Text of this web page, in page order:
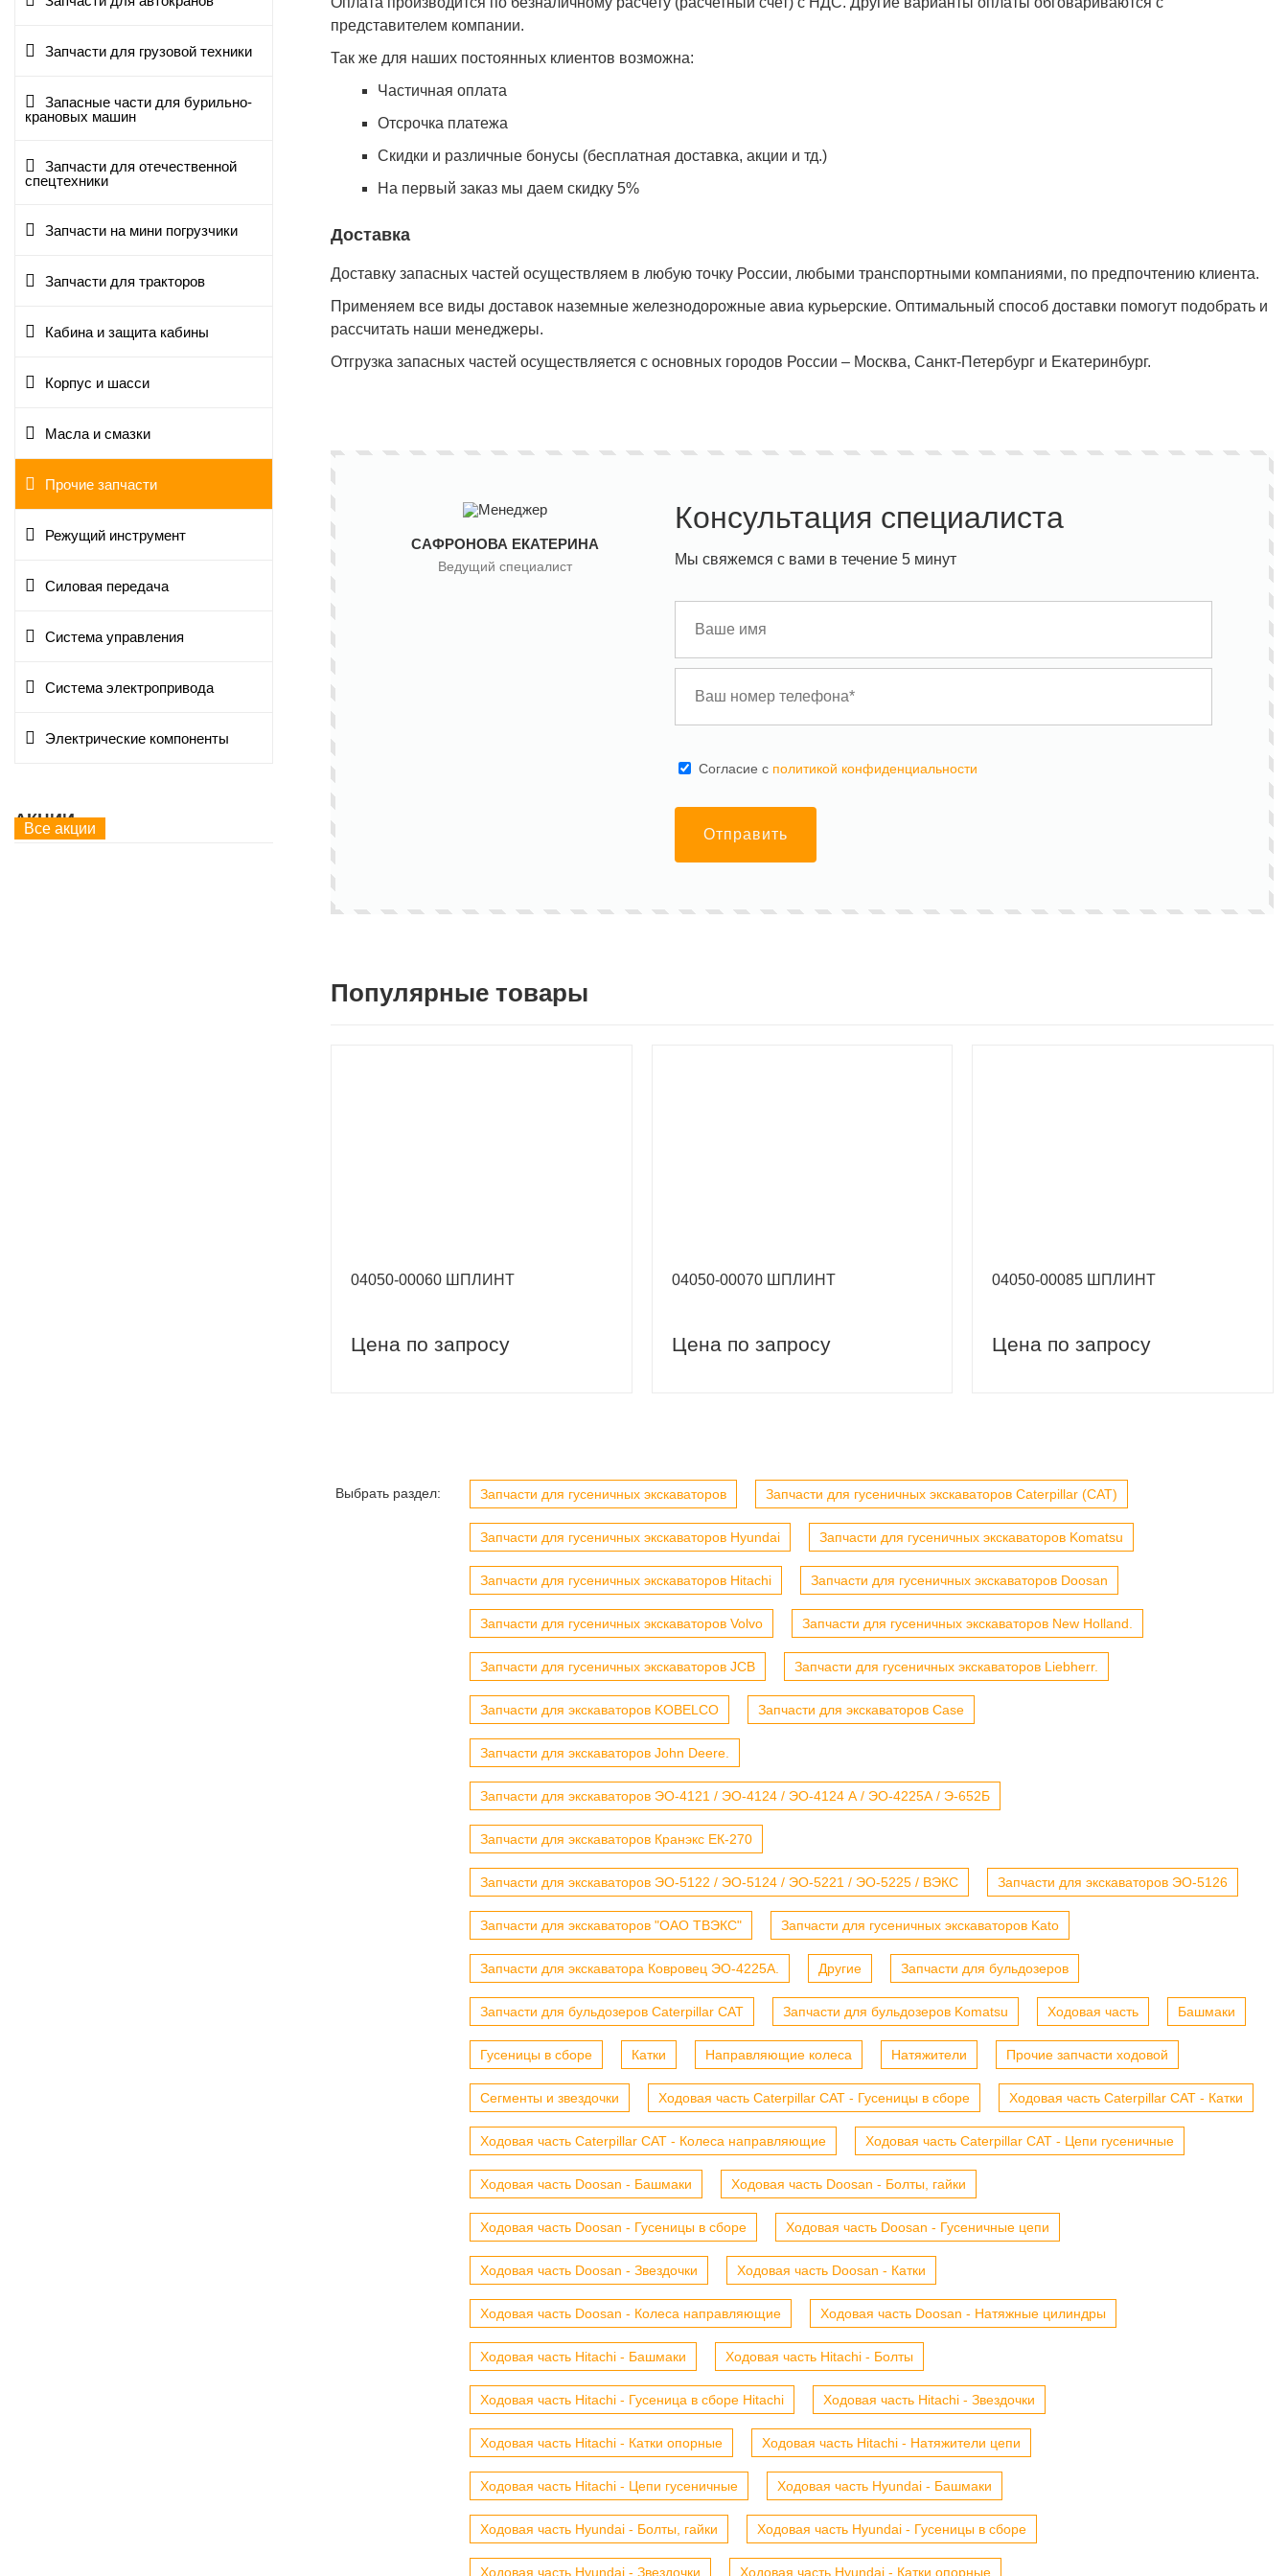
Запчасти для грузовой техники
Запасные части для бурильно-
крановых машин
Запчасти для отечественной
спецтехники
Запчасти на мини погрузчики
Запчасти для тракторов
Кабина и защита кабины
Корпус и шасси
Масла и смазки
Прочие запчасти
Режущий инструмент
Силовая передача
Система управления
Система электропривода
Электрические компоненты
АКЦИИ
Все акции
представителем компании.
Так же для наших постоянных клиентов возможна:
Частичная оплата
Отсрочка платежа
Cкидки и различные бонусы (бесплатная доставка, акции и тд.)
На первый заказ мы даем скидку 5%
Доставка
Доставку запасных частей осуществляем в любую точку России, любыми транспортными компаниями, по предпочтению клиента.
Применяем все виды доставок наземные железнодорожные авиа курьерские. Оптимальный способ доставки помогут подобрать и
рассчитать наши менеджеры.
Отгрузка запасных частей осуществляется с основных городов России – Москва, Санкт-Петербург и Екатеринбург.
САФРОНОВА ЕКАТЕРИНА
Ведущий специалист
Консультация специалиста
Мы свяжемся с вами в течение 5 минут
Cогласие с политикой конфиденциальности
Отправить
Популярные товары
04050-00060 ШПЛИНТ
Цена по запросу
04050-00070 ШПЛИНТ
Цена по запросу
04050-00085 ШПЛИНТ
Цена по запросу
Выбрать раздел: Запчасти для гусеничных экскаваторов Запчасти для гусеничных экскаваторов Caterpillar (CAT)
Запчасти для гусеничных экскаваторов Hyundai Запчасти для гусеничных экскаваторов Komatsu
Запчасти для гусеничных экскаваторов Hitachi Запчасти для гусеничных экскаваторов Doosan
Запчасти для гусеничных экскаваторов Volvo Запчасти для гусеничных экскаваторов New Holland.
Запчасти для гусеничных экскаваторов JCB Запчасти для гусеничных экскаваторов Liebherr.
Запчасти для экскаваторов KOBELCO Запчасти для экскаваторов Case
Запчасти для экскаваторов John Deere.
Запчасти для экскаваторов ЭО-4121 / ЭО-4124 / ЭО-4124 А / ЭО-4225А / Э-652Б
Запчасти для экскаваторов Кранэкс ЕК-270
Запчасти для экскаваторов ЭО-5122 / ЭО-5124 / ЭО-5221 / ЭО-5225 / ВЭКС Запчасти для экскаваторов ЭО-5126
Запчасти для экскаваторов "ОАО ТВЭКС" Запчасти для гусеничных экскаваторов Kato
Запчасти для экскаватора Ковровец ЭО-4225А. Другие Запчасти для бульдозеров
Запчасти для бульдозеров Caterpillar CAT Запчасти для бульдозеров Komatsu Ходовая часть Башмаки
Гусеницы в сборе Катки Направляющие колеса Натяжители Прочие запчасти ходовой
Сегменты и звездочки Ходовая часть Caterpillar CAT - Гусеницы в сборе Ходовая часть Caterpillar CAT - Катки
Ходовая часть Caterpillar CAT - Колеса направляющие Ходовая часть Caterpillar CAT - Цепи гусеничные
Ходовая часть Doosan - Башмаки Ходовая часть Doosan - Болты, гайки
Ходовая часть Doosan - Гусеницы в сборе Ходовая часть Doosan - Гусеничные цепи
Ходовая часть Doosan - Звездочки Ходовая часть Doosan - Катки
Ходовая часть Doosan - Колеса направляющие Ходовая часть Doosan - Натяжные цилиндры
Ходовая часть Hitachi - Башмаки Ходовая часть Hitachi - Болты
Ходовая часть Hitachi - Гусеница в сборе Hitachi Ходовая часть Hitachi - Звездочки
Ходовая часть Hitachi - Катки опорные Ходовая часть Hitachi - Натяжители цепи
Ходовая часть Hitachi - Цепи гусеничные Ходовая часть Hyundai - Башмаки
Ходовая часть Hyundai - Болты, гайки Ходовая часть Hyundai - Гусеницы в сборе
Ходовая часть Hyundai - Звездочки Ходовая часть Hyundai - Катки опорные